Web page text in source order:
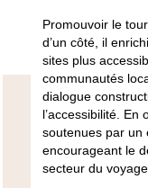
Promouvoir le
d’un côté, il
sites plus
communautés
dialogue
l’accessibilité. En
soutenues par un
encourageant le
secteur du voyage.